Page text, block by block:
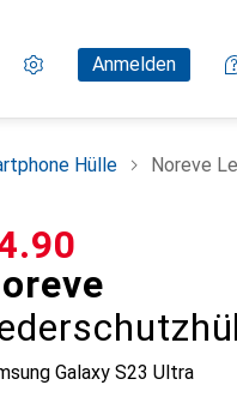
Einstellungen
KundenkontoAnmelden
Vergleichslisten
Merklisten
Warenkorb
Hülle Noreve
Galaxy S23 Ultra